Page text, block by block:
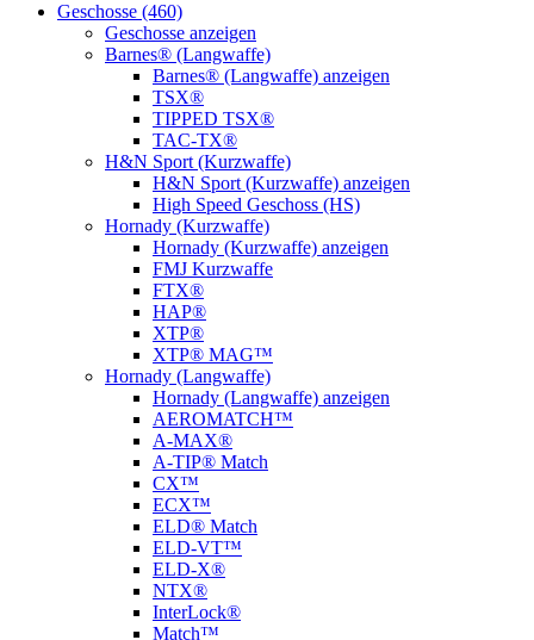
Geschosse (460)
Geschosse anzeigen
Barnes® (Langwaffe)
Barnes® (Langwaffe) anzeigen
TSX®
TIPPED TSX®
TAC-TX®
H&N Sport (Kurzwaffe)
H&N Sport (Kurzwaffe) anzeigen
High Speed Geschoss (HS)
Hornady (Kurzwaffe)
Hornady (Kurzwaffe) anzeigen
FMJ Kurzwaffe
FTX®
HAP®
XTP®
XTP® MAG™
Hornady (Langwaffe)
Hornady (Langwaffe) anzeigen
AEROMATCH™
A-MAX®
A-TIP® Match
CX™
ECX™
ELD® Match
ELD‑VT™
ELD-X®
NTX®
InterLock®
Match™